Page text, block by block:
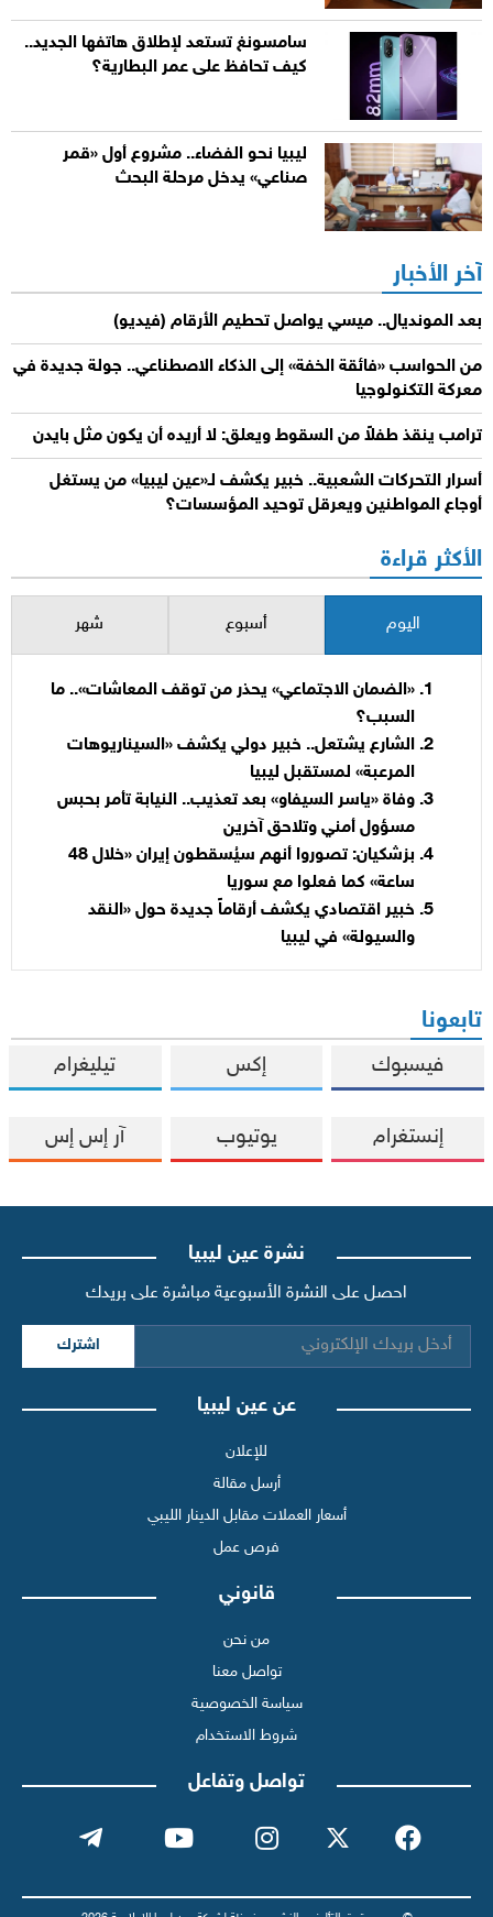
سامسونغ تستعد لإطلاق هاتفها الجديد..
كيف تحافظ على عمر البطارية؟
ليبيا نحو الفضاء.. مشروع أول «قمر
صناعي» يدخل مرحلة البحث
آخر الأخبار
بعد المونديال.. ميسي يواصل تحطيم الأرقام (فيديو)
من الحواسب «فائقة الخفة» إلى الذكاء الاصطناعي.. جولة جديدة في
معركة التكنولوجيا
ترامب ينقذ طفلاً من السقوط ويعلق: لا أريده أن يكون مثل بايدن
أسرار التحركات الشعبية.. خبير يكشف لـ«عين ليبيا» من يستغل
أوجاع المواطنين ويعرقل توحيد المؤسسات؟
الأكثر قراءة
اليوم أسبوع شهر
«الضمان الاجتماعي» يحذر من توقف المعاشات».. ما
السبب؟
الشارع يشتعل.. خبير دولي يكشف «السيناريوهات
المرعبة» لمستقبل ليبيا
وفاة «ياسر السيفاو» بعد تعذيب.. النيابة تأمر بحبس
مسؤول أمني وتلاحق آخرين
بزشكيان: تصوروا أنهم سيُسقطون إيران «خلال 48
ساعة» كما فعلوا مع سوريا
خبير اقتصادي يكشف أرقاماً جديدة حول «النقد
والسيولة» في ليبيا
تابعونا
فيسبوك إكس تيليغرام
إنستغرام يوتيوب آر إس إس
نشرة عين ليبيا
احصل على النشرة الأسبوعية مباشرة على بريدك
اشترك
عن عين ليبيا
للإعلان
أرسل مقالة
أسعار العملات مقابل الدينار الليبي
فرص عمل
قانوني
من نحن
تواصل معنا
سياسة الخصوصية
شروط الاستخدام
تواصل وتفاعل